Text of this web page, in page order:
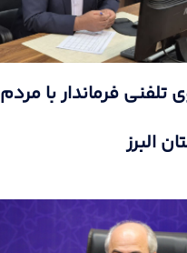
تلفنی فرماندار با مردم
البرز